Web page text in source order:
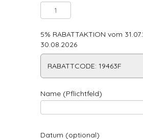
5% RABATTAKTION vom
30.08.2026
RABATTCODE: 19463F
Name (Pflichtfeld)
Datum (optional)